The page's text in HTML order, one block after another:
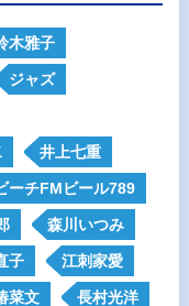
木雅子
ジャズ
井上七重
ーチFMビール789
森川いつみ
子 江刺家愛
菜文 長村光洋